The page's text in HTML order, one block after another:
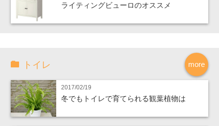
ライティングビューロのオススメ
more
トイレ
2017/02/19
冬でもトイレで育てられる観葉植物は